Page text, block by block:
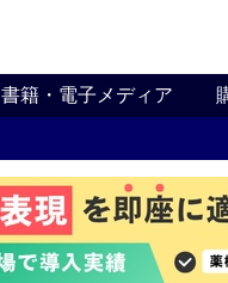
書籍・電子メディア